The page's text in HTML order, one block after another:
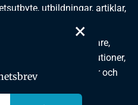
utbildningar, artiklar,
med tandläkare,
tandtekniker, institutioner,
leverantörer och
×